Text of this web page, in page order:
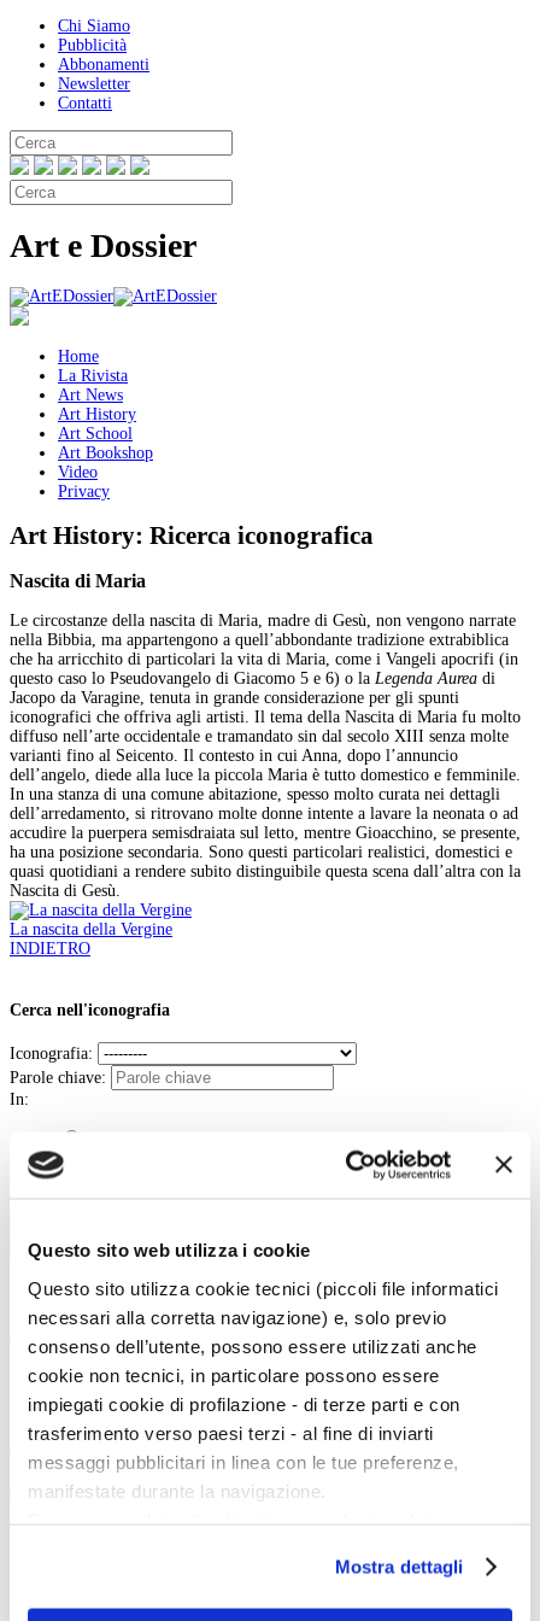
Questo sito web utilizza i cookie
Questo sito utilizza cookie tecnici (piccoli file informatici
necessari alla corretta navigazione) e, solo previo
consenso dell’utente, possono essere utilizzati anche
cookie non tecnici, in particolare possono essere
impiegati cookie di profilazione - di terze parti e con
trasferimento verso paesi terzi - al fine di inviarti
messaggi pubblicitari in linea con le tue preferenze,
manifestate durante la navigazione.
scelte privacy sui cookie, ti invitiamo a prendere visione
dell’informativa cookie.
Mostra dettagli
Chi Siamo
Pubblicità
Abbonamenti
Newsletter
Contatti
Art e Dossier
Home
La Rivista
Art News
Art History
Art School
Art Bookshop
Video
Privacy
Art History: Ricerca iconografica
Nascita di Maria
Le circostanze della nascita di Maria, madre di Gesù, non vengono narrate
nella Bibbia, ma appartengono a quell’abbondante tradizione extrabiblica
che ha arricchito di particolari la vita di Maria, come i Vangeli apocrifi (in
questo caso lo Pseudovangelo di Giacomo 5 e 6) o la Legenda Aurea di
Jacopo da Varagine, tenuta in grande considerazione per gli spunti
iconografici che offriva agli artisti. Il tema della Nascita di Maria fu molto
diffuso nell’arte occidentale e tramandato sin dal secolo XIII senza molte
varianti fino al Seicento. Il contesto in cui Anna, dopo l’annuncio
dell’angelo, diede alla luce la piccola Maria è tutto domestico e femminile.
In una stanza di una comune abitazione, spesso molto curata nei dettagli
dell’arredamento, si ritrovano molte donne intente a lavare la neonata o ad
accudire la puerpera semisdraiata sul letto, mentre Gioacchino, se presente,
ha una posizione secondaria. Sono questi particolari realistici, domestici e
quasi quotidiani a rendere subito distinguibile questa scena dall’altra con la
Nascita di Gesù.
La nascita della Vergine
INDIETRO
Cerca nell'iconografia
Iconografia:
Parole chiave:
In:
La vita e le opere dei grandi artisti dal Duecento al Novecento.
Art History è la sezione di Artedossier.it dedicata ai grandi artisti del passato
e ai loro capolavori.
Una straordinaria occasione per incontrare i grandi maestri d'arte, conoscere
la loro vita, gli eventi e gli incontri che hanno segnato la loro esistenza.
Tweets di @artedossier